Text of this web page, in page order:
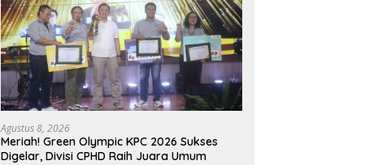
Agustus 8, 2026
Meriah! Green Olympic KPC 2026 Sukses
Digelar, Divisi CPHD Raih Juara Umum